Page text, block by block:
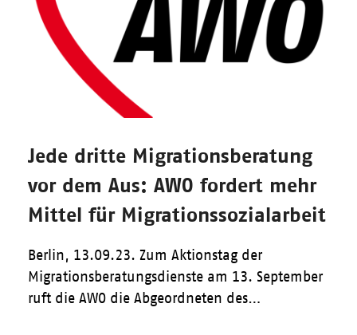
Jede dritte Migrationsberatung
vor dem Aus: AWO fordert mehr
Mittel für Migrationssozialarbeit
Berlin, 13.09.23. Zum Aktionstag der
Migrationsberatungsdienste am 13. September
ruft die AWO die Abgeordneten des…